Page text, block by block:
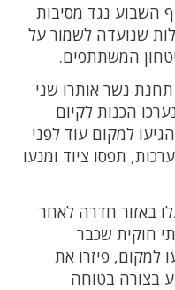
השבוע נגד מסיבות
שנועדה לשמור על
המשתתפים.
נשר אותרו שני
הכנות לקיום
למקום עוד לפני
תפסו ציוד ומנעו
באזור חדרה לאחר
חוקית שכבר
למקום, פיזרו את
בצורה בטוחה